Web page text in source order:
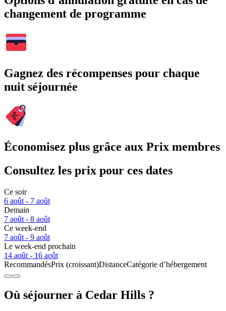
changement de programme
Gagnez des récompenses pour chaque
nuit séjournée
Économisez plus grâce aux Prix membres
Consultez les prix pour ces dates
Ce soir
6 août - 7 août
Demain
7 août - 8 août
Ce week-end
7 août - 9 août
Le week-end prochain
14 août - 16 août
RecommandésPrix (croissant)DistanceCatégorie d’hébergement
Où séjourner à Cedar Hills ?